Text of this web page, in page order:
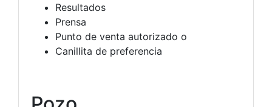
Resultados
Prensa
Punto de venta autorizado o
Canillita de preferencia